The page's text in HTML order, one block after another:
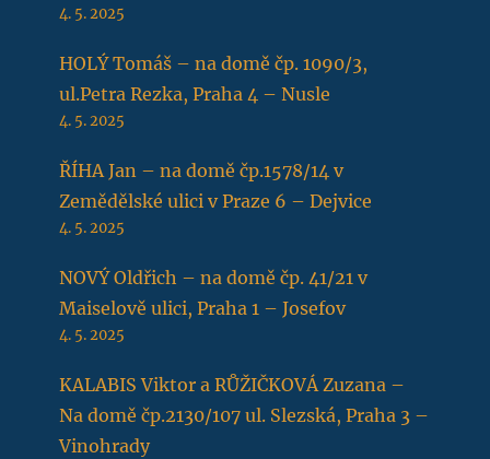
4. 5. 2025
HOLÝ Tomáš – na domě čp. 1090/3,
ul.Petra Rezka, Praha 4 – Nusle
4. 5. 2025
ŘÍHA Jan – na domě čp.1578/14 v
Zemědělské ulici v Praze 6 – Dejvice
4. 5. 2025
NOVÝ Oldřich – na domě čp. 41/21 v
Maiselově ulici, Praha 1 – Josefov
4. 5. 2025
KALABIS Viktor a RŮŽIČKOVÁ Zuzana –
Na domě čp.2130/107 ul. Slezská, Praha 3 –
Vinohrady